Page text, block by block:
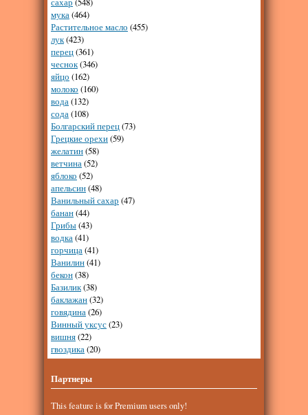
мука(464)
Растительное масло (455)
лук(423)
перец(361)
чеснок(346)
яйцо (162)
молоко (160)
вода(132)
сода(108)
Болгарский перец(73)
Грецкие орехи(59)
желатин(58)
ветчина(52)
яблоко (52)
апельсин(48)
Ванильный сахар (47)
банан(44)
Грибы(43)
водка(41)
горчица(41)
Ванилин(41)
бекон(38)
Базилик(38)
баклажан(32)
говядина(26)
Винный уксус(23)
вишня(22)
гвоздика(20)
Партнеры
This feature is for Premium users only!